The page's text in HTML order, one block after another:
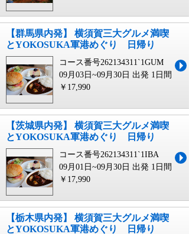
【群馬県内発】 横須賀三大グルメ満喫
とYOKOSUKA軍港めぐり 日帰り
コース番号262134311`1GUM
09月03日~09月30日 出発 1日間
￥17,990
【茨城県内発】 横須賀三大グルメ満喫
とYOKOSUKA軍港めぐり 日帰り
コース番号262134311`1IBA
09月01日~09月30日 出発 1日間
￥17,990
【栃木県内発】 横須賀三大グルメ満喫
とYOKOSUKA軍港めぐり 日帰り